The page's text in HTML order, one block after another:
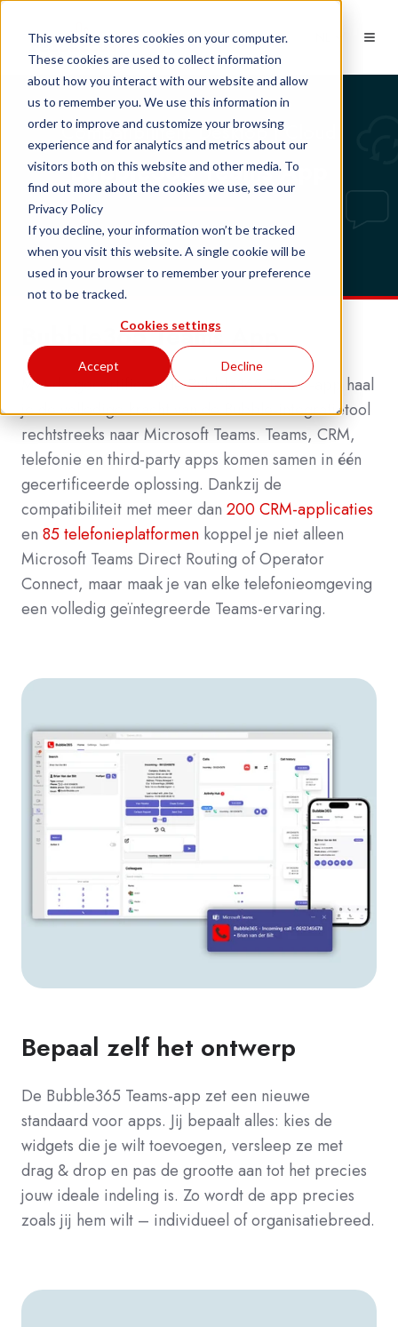
This website stores cookies on your computer.
These cookies are used to collect information
about how you interact with our website and allow
us to remember you. We use this information in
order to improve and customize your browsing
experience and for analytics and metrics about our
visitors both on this website and other media. To
find out more about the cookies we use, see our
Privacy Policy
If you decline, your information won’t be tracked
when you visit this website. A single cookie will be
used in your browser to remember your preference
not to be tracked.
Cookies settings
Accept Decline
Compatibiliteit: Desktop | Cloud
Bubble365 Teams App
Bubble365 Teams App
Met de gecertificeerde Bubble365 Teams-app haal
je de volledige kracht van de Bubble-integratietool
rechtstreeks naar Microsoft Teams. Teams, CRM,
telefonie en third-party apps komen samen in één
gecertificeerde oplossing. Dankzij de
compatibiliteit met meer dan 200 CRM-applicaties
en 85 telefonieplatformen koppel je niet alleen
Microsoft Teams Direct Routing of Operator
Connect, maar maak je van elke telefonieomgeving
een volledig geïntegreerde Teams-ervaring.
Bepaal zelf het ontwerp
De Bubble365 Teams-app zet een nieuwe
standaard voor apps. Jij bepaalt alles: kies de
widgets die je wilt toevoegen, versleep ze met
drag & drop en pas de grootte aan tot het precies
jouw ideale indeling is. Zo wordt de app precies
zoals jij hem wilt – individueel of organisatiebreed.